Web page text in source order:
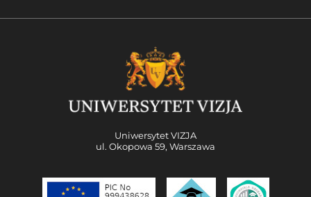
Uniwersytet VIZJA
ul. Okopowa 59, Warszawa